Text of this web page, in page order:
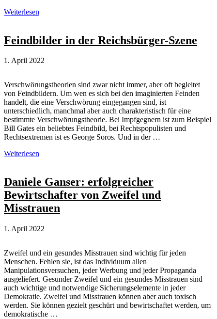
Daniele
mit
ideologischer
Weiterlesen
Feindbilder in der Reichsbürger-Szene
1. April 2022
Verschwörungstheorien sind zwar nicht immer, aber oft begleitet
von Feindbildern. Um wen es sich bei den imaginierten Feinden
handelt, die eine Verschwörung eingegangen sind, ist
unterschiedlich, manchmal aber auch charakteristisch für eine
bestimmte Verschwörungstheorie. Bei Impfgegnern ist zum Beispiel
Bill Gates ein beliebtes Feindbild, bei Rechtspopulisten und
Rechtsextremen ist es George Soros. Und in der …
Feindbilder
Reichsbürger-
Szene
Weiterlesen
Daniele Ganser: erfolgreicher
Bewirtschafter von Zweifel und
Misstrauen
1. April 2022
Zweifel und ein gesundes Misstrauen sind wichtig für jeden
Menschen. Fehlen sie, ist das Individuum allen
Manipulationsversuchen, jeder Werbung und jeder Propaganda
ausgeliefert. Gesunder Zweifel und ein gesundes Misstrauen sind
auch wichtige und notwendige Sicherungselemente in jeder
Demokratie. Zweifel und Misstrauen können aber auch toxisch
werden. Sie können gezielt geschürt und bewirtschaftet werden, um
demokratische …